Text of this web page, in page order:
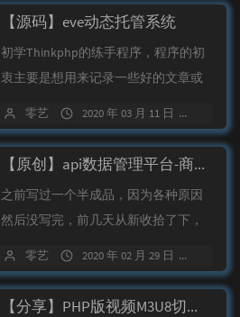
【源码】eve动态托管系统
初学Thinkphp的练手程序，程序的初
衷主要是想用来记录一些好的文章或
零艺 2020 年 03 月 11 日
【原创】api数据管理平台-商用版
之前写过一个半成品，因为各种原因
然后没写完，前几天从新收拾了下，
妙的开发...
零艺 2020 年 02 月 29 日
【分享】PHP版视频M3U8切片上传阿里图床源码